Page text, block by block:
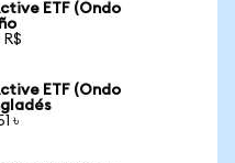
ETF (Ondo
ETF (Ondo
৳